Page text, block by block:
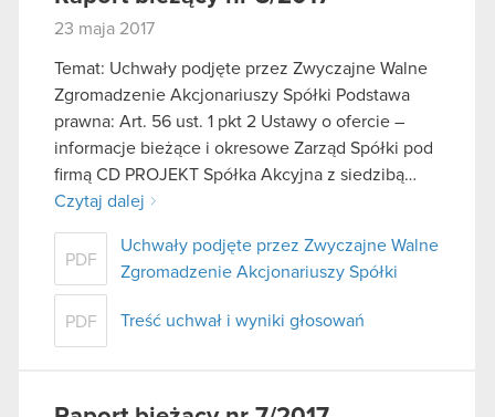
korzystanie z naszej witryny, zgadasz się na
używanie plików cookie.
23 maja 2017
Temat: Uchwały podjęte przez Zwyczajne Walne
Zgromadzenie Akcjonariuszy Spółki Podstawa
prawna: Art. 56 ust. 1 pkt 2 Ustawy o ofercie –
informacje bieżące i okresowe Zarząd Spółki pod
firmą CD PROJEKT Spółka Akcyjna z siedzibą…
Czytaj dalej
PDF
Uchwały podjęte przez Zwyczajne Walne
Zgromadzenie Akcjonariuszy Spółki
PDF Treść uchwał i wyniki głosowań